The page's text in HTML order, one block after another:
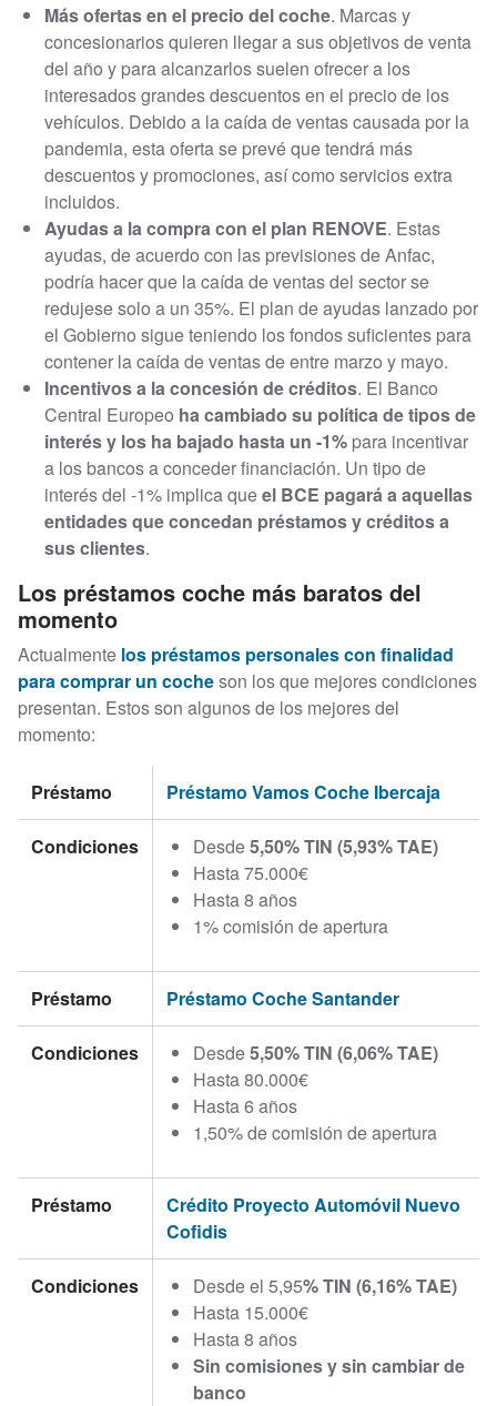
Más ofertas en el precio del coche. Marcas y
concesionarios quieren llegar a sus objetivos de venta
del año y para alcanzarlos suelen ofrecer a los
interesados grandes descuentos en el precio de los
vehículos. Debido a la caída de ventas causada por la
pandemia, esta oferta se prevé que tendrá más
descuentos y promociones, así como servicios extra
incluidos.
Ayudas a la compra con el plan RENOVE. Estas
ayudas, de acuerdo con las previsiones de Anfac,
podría hacer que la caída de ventas del sector se
redujese solo a un 35%. El plan de ayudas lanzado por
el Gobierno sigue teniendo los fondos suficientes para
contener la caída de ventas de entre marzo y mayo.
Incentivos a la concesión de créditos. El Banco
Central Europeo ha cambiado su política de tipos de
interés y los ha bajado hasta un -1% para incentivar
a los bancos a conceder financiación. Un tipo de
interés del -1% implica queel BCE pagará a aquellas
entidades que concedan préstamos y créditos a
sus clientes.
Los préstamos coche más baratos del
momento
Actualmente los préstamos personales con finalidad
para comprar un cocheson los que mejores condiciones
presentan. Estos son algunos de los mejores del
momento:
Préstamo Préstamo Vamos Coche Ibercaja
Condiciones Desde5,50% TIN (5,93% TAE)
Hasta 75.000€
Hasta 8 años
1% comisión de apertura
Préstamo Préstamo Coche Santander
Condiciones Desde5,50% TIN (6,06% TAE)
Hasta 80.000€
Hasta 6 años
1,50% de comisión de apertura
Préstamo
Crédito Proyecto Automóvil Nuevo
Cofidis
Condiciones Desde el 5,95% TIN (6,16% TAE)
Hasta 15.000€
Hasta 8 años
Sin comisiones y sin cambiar de
banco